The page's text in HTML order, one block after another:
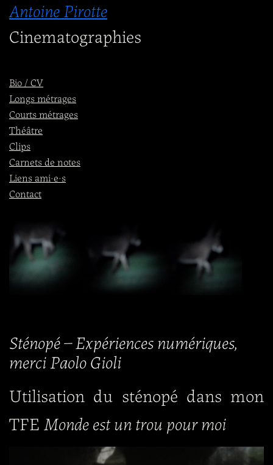
Aller
au
Antoine Pirotte
Cinematographies
Bio / CV
Longs métrages
Courts métrages
Théâtre
Clips
Carnets de notes
Liens ami·e·s
Contact
Sténopé – Expériences numériques,
merci Paolo Gioli
Utilisation du sténopé dans mon
TFEMonde est un trou pour moi